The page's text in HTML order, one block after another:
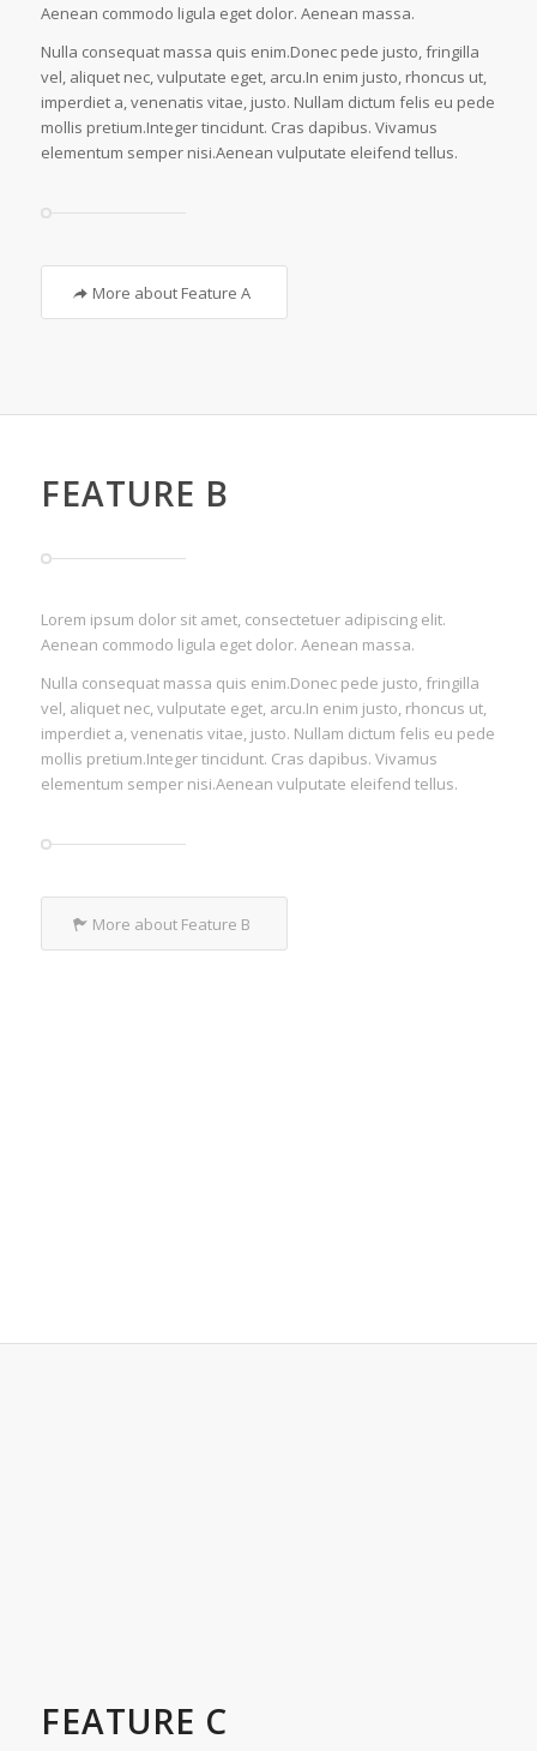
Aenean commodo ligula eget dolor. Aenean massa.
Nulla consequat massa quis enim.Donec pede justo, fringilla
vel, aliquet nec, vulputate eget, arcu.In enim justo, rhoncus ut,
imperdiet a, venenatis vitae, justo. Nullam dictum felis eu pede
mollis pretium.Integer tincidunt. Cras dapibus. Vivamus
elementum semper nisi.Aenean vulputate eleifend tellus.
More about Feature A
FEATURE B
Lorem ipsum dolor sit amet, consectetuer adipiscing elit.
Aenean commodo ligula eget dolor. Aenean massa.
Nulla consequat massa quis enim.Donec pede justo, fringilla
vel, aliquet nec, vulputate eget, arcu.In enim justo, rhoncus ut,
imperdiet a, venenatis vitae, justo. Nullam dictum felis eu pede
mollis pretium.Integer tincidunt. Cras dapibus. Vivamus
elementum semper nisi.Aenean vulputate eleifend tellus.
More about Feature B
FEATURE C